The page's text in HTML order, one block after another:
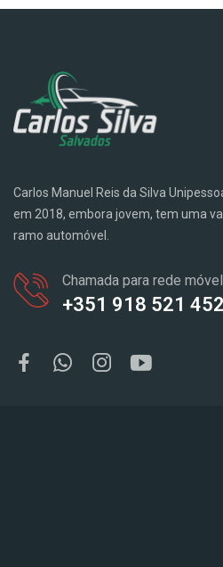
Carlos Manuel Reis da Silva
em 2018, embora jovem, tem uma
ramo automóvel.
Chamada para rede
+351 918 521 452